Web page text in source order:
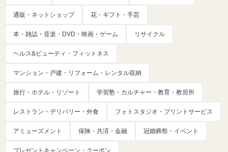
通販・ネットショップ 花・ギフト・手芸
本・雑誌・音楽・DVD・映画・ゲーム リサイクル
ヘルス&ビューティ・フィットネス
マンション・戸建・リフォーム・レンタル収納
旅行・ホテル・リゾート 学習塾・カルチャー・教育・教習所
レストラン・デリバリー・外食 フォトスタジオ・プリントサービス
アミューズメント 保険・共済・金融 冠婚葬祭・イベント
プレゼントキャンペーン・クーポン